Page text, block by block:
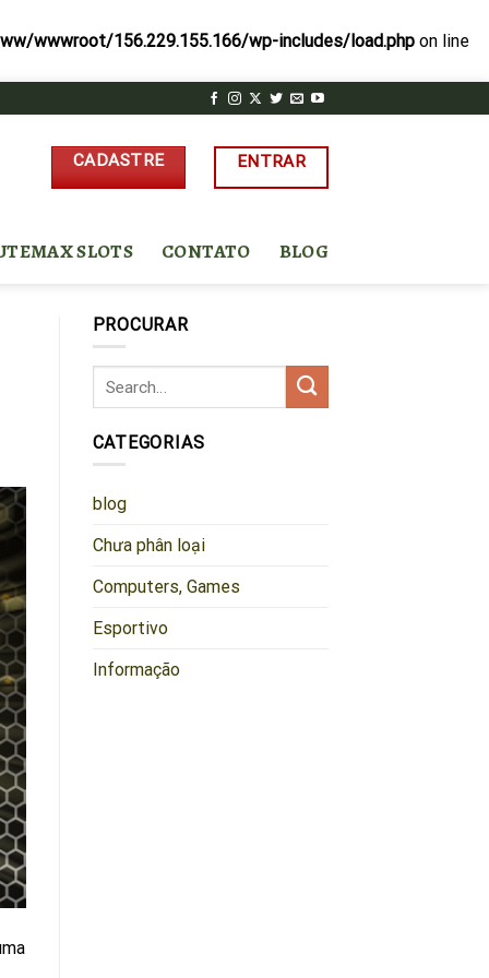
wwwroot/156.229.155.166/wp-includes/load.php on line
CADASTRE ENTRAR
SLOTS CONTATO BLOG
PROCURAR
CATEGORIAS
blog
Chưa phân loại
Computers, Games
Esportivo
Informação